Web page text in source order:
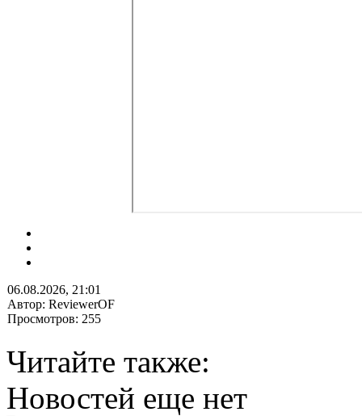
06.08.2026, 21:01
Автор: ReviewerOF
Просмотров: 255
Читайте также:
Новостей еще нет